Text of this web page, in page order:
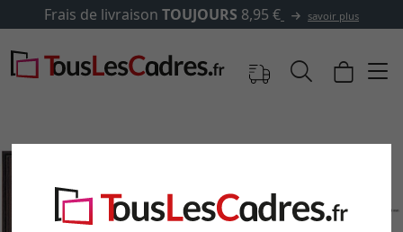
de livraisonTOUJOURS 8,95 € savoir plus